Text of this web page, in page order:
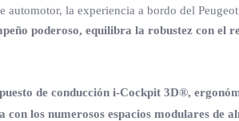
la experiencia a bordo del
poderoso, equilibra la robustez con
de conducción i-Cockpit 3D®,
los numerosos espacios modulares de